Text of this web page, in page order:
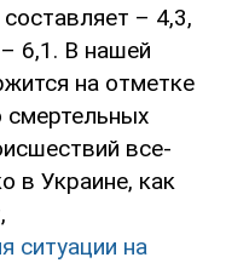
– 4,3,
6,1. В нашей
на отметке
смертельных
все-
в Украине, как
ситуации на